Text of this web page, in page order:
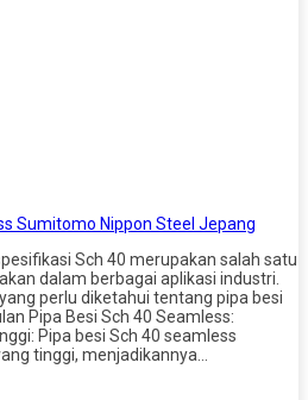
Sumitomo Nippon Steel Jepang
Sch 40 merupakan salah satu
dalam berbagai aplikasi industri.
perlu diketahui tentang pipa besi
Pipa Besi Sch 40 Seamless:
Pipa besi Sch 40 seamless
tinggi, menjadikannya…